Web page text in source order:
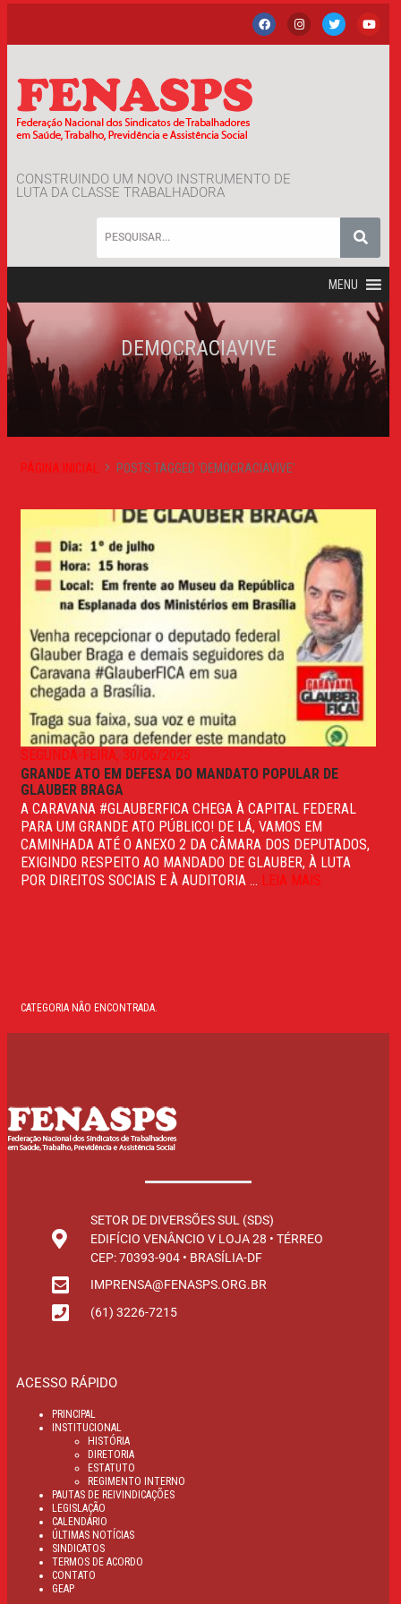
CONSTRUINDO UM NOVO INSTRUMENTO DE
LUTA DA CLASSE TRABALHADORA
MENU
DEMOCRACIAVIVE
PÁGINA INICIAL POSTS TAGGED 'DEMOCRACIAVIVE'
SEGUNDA-FEIRA, 30/06/2025
GRANDE ATO EM DEFESA DO MANDATO POPULAR DE
GLAUBER BRAGA
A CARAVANA #GLAUBERFICA CHEGA À CAPITAL FEDERAL
PARA UM GRANDE ATO PÚBLICO! DE LÁ, VAMOS EM
CAMINHADA ATÉ O ANEXO 2 DA CÂMARA DOS DEPUTADOS,
EXIGINDO RESPEITO AO MANDADO DE GLAUBER, À LUTA
POR DIREITOS SOCIAIS E À AUDITORIA ... LEIA MAIS
CATEGORIA NÃO ENCONTRADA.
SETOR DE DIVERSÕES SUL (SDS)
EDIFÍCIO VENÂNCIO V LOJA 28 • TÉRREO
CEP: 70393-904 • BRASÍLIA-DF
IMPRENSA@FENASPS.ORG.BR
(61) 3226-7215
ACESSO RÁPIDO
PRINCIPAL
INSTITUCIONAL
HISTÓRIA
DIRETORIA
ESTATUTO
REGIMENTO INTERNO
PAUTAS DE REIVINDICAÇÕES
LEGISLAÇÃO
CALENDÁRIO
ÚLTIMAS NOTÍCIAS
SINDICATOS
TERMOS DE ACORDO
CONTATO
GEAP